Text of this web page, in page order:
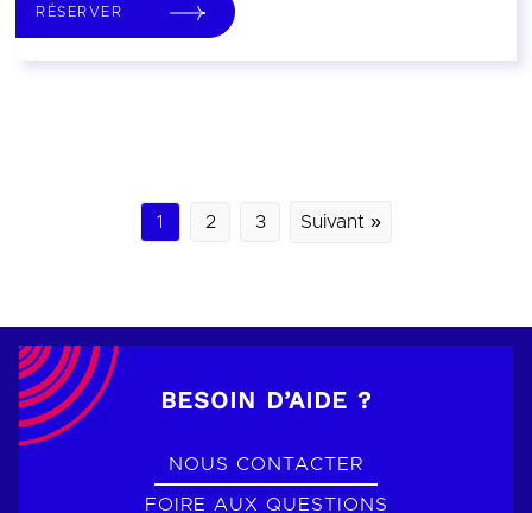
RÉSERVER
1 2 3 Suivant »
BESOIN D’AIDE ?
NOUS CONTACTER
FOIRE AUX QUESTIONS